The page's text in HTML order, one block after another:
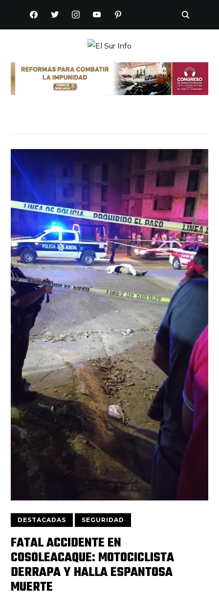
FACEBOOKTWITTERINSTAGRAMYOUTUBEPINTEREST
DESTACADAS SEGURIDAD
FATAL ACCIDENTE EN
COSOLEACAQUE: MOTOCICLISTA
DERRAPA Y HALLA ESPANTOSA
MUERTE